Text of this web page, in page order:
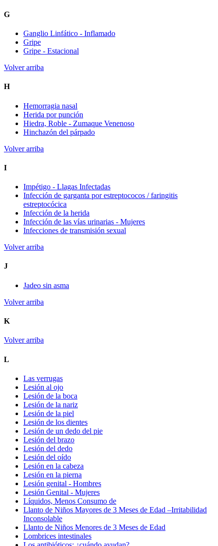
G
Ganglio Linfático - Inflamado
Gripe
Gripe - Estacional
Volver arriba
H
Hemorragia nasal
Herida por punción
Hiedra, Roble - Zumaque Venenoso
Hinchazón del párpado
Volver arriba
I
Impétigo - Llagas Infectadas
Infección de garganta por estreptococos / faringitis
estreptocócica
Infección de la herida
Infección de las vías urinarias - Mujeres
Infecciones de transmisión sexual
Volver arriba
J
Jadeo sin asma
Volver arriba
K
Volver arriba
L
Las verrugas
Lesión al ojo
Lesión de la boca
Lesión de la nariz
Lesión de la piel
Lesión de los dientes
Lesión de un dedo del pie
Lesión del brazo
Lesión del dedo
Lesión del oído
Lesión en la cabeza
Lesión en la pierna
Lesión genital - Hombres
Lesión Genital - Mujeres
Líquidos, Menos Consumo de
Llanto de Niños Mayores de 3 Meses de Edad –Irritabilidad
Inconsolable
Llanto de Niños Menores de 3 Meses de Edad
Lombrices intestinales